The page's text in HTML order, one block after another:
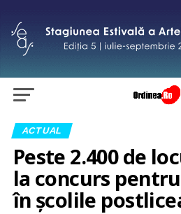
ACTUAL
Peste 2.400 de
la concurs
în școlile